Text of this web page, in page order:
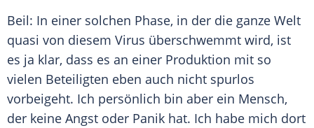
Beil: In einer solchen Phase, in der die ganze Welt
quasi von diesem Virus überschwemmt wird, ist
es ja klar, dass es an einer Produktion mit so
vielen Beteiligten eben auch nicht spurlos
vorbeigeht. Ich persönlich bin aber ein Mensch,
der keine Angst oder Panik hat. Ich habe mich dort